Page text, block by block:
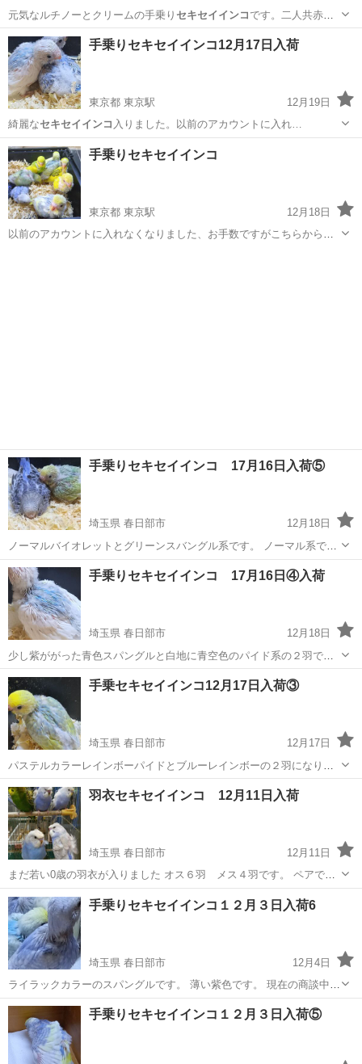
元気なルチノーとクリームの手乗り セキセイインコ です。二人共赤目
の子です 開業した…
東京 中央区 東京駅 その他のペット ルチノー
手乗りセキセイインコ12月17日入荷
東京都 東京駅
12月19日
綺麗なセキセイインコ 入りました。以前のアカウントに入れ…
東京 中央区 東京駅 その他のペット
手乗りセキセイインコ
東京都 東京駅
12月18日
以前のアカウントに入れなくなりました、お手数ですがこちらからご
手乗りセキセイインコ 17月16日入荷⑤
埼玉県 春日部市
12月18日
ノーマルバイオレットとグリーンスバングル系です。 ノーマル系です
が実は強くてオススメです。
埼玉 春日部市 その他のペット セキセイインコ
手乗りセキセイインコ 17月16日④入荷
埼玉県 春日部市
12月18日
少し紫ががった青色スパングルと白地に青空色のパイド系の２羽で
す。 どちらも爽やかな色味です。
埼玉 春日部市 その他のペット セキセイインコ
手乗セキセイインコ12月17日入荷③
埼玉県 春日部市
12月17日
パステルカラーレインボーパイドとブルーレインボーの２羽になりま
す。 好みはあますがどちらも人気の色味です。
埼玉 春日部市 その他のペット セキセイインコ
羽衣セキセイインコ 12月11日入荷
埼玉県 春日部市
12月11日
まだ若い0歳の羽衣が入りました オス６羽 メス４羽です。 ペアで２
０，０００ オスだけ１０，０００円 メスだけ１３，０００円です。
何件かお問い合わせ来ていますが 来店が優先です。 ご理解下さい。
ご自宅で雛...
埼玉 春日部市 その他のペット
手乗りセキセイインコ１２月３日入荷6
埼玉県 春日部市
12月4日
ライラックカラーのスパングルです。 薄い紫色です。 現在の商談中で
す。
埼玉 春日部市 その他のペット セキセイインコ
手乗りセキセイインコ１２月３日入荷⑤